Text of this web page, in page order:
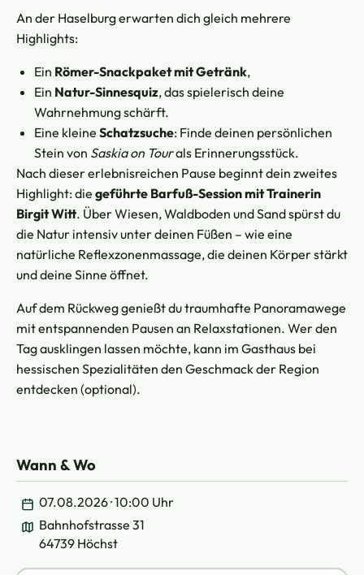
An der Haselburg erwarten dich gleich mehrere
Highlights:
Ein Römer-Snackpaket mit Getränk,
Ein Natur-Sinnesquiz, das spielerisch deine
Wahrnehmung schärft.
Eine kleineSchatzsuche: Finde deinen persönlichen
Stein von Saskia on Tourals Erinnerungsstück.
Nach dieser erlebnisreichen Pause beginnt dein zweites
Highlight: die geführte Barfuß-Session mit Trainerin
Birgit Witt. Über Wiesen, Waldboden und Sand spürst du
die Natur intensiv unter deinen Füßen – wie eine
natürliche Reflexzonenmassage, die deinen Körper stärkt
und deine Sinne öffnet.
Auf dem Rückweg genießt du traumhafte Panoramawege
mit entspannenden Pausen an Relaxstationen. Wer den
Tag ausklingen lassen möchte, kann im Gasthaus bei
hessischen Spezialitäten den Geschmack der Region
entdecken (optional).
Wann & Wo
07.08.2026 · 10:00 Uhr
Bahnhofstrasse 31
64739 Höchst